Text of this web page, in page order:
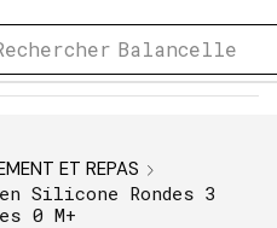
Balancelle
ET REPAS
Silicone Rondes 3
0 M+